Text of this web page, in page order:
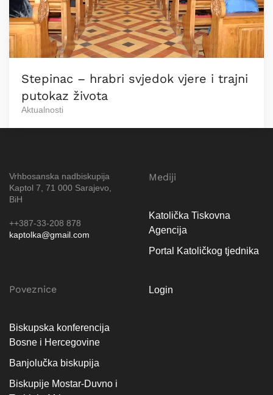
Stepinac – hrabri svjedok vjere i trajni
putokaz života
Aktualnosti
Vrhbosanska nadbiskupija
Kaptol 7, 71 000 Sarajevo,
BiH
++387-33-208 878
kaptolka@gmail.com
Mediji
Katolička Tiskovna
Agencija
Portal Katoličkog tjednika
Poveznice
Biskupska konferencija
Bosne i Hercegovine
Banjolučka biskupija
Biskupije Mostar-Duvno i
Login